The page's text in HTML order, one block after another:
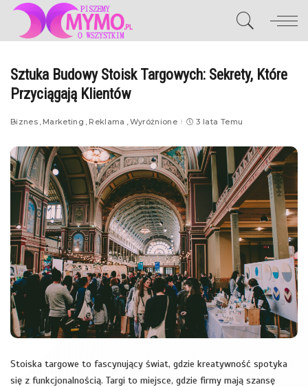
Sztuka Budowy Stoisk Targowych: Sekrety, Które
Przyciągają Klientów
Biznes Marketing Reklama Wyróżnione 3 lata Temu
Stoiska targowe to fascynujący świat, gdzie kreatywność spotyka
się z funkcjonalnością. Targi to miejsce, gdzie firmy mają szansę